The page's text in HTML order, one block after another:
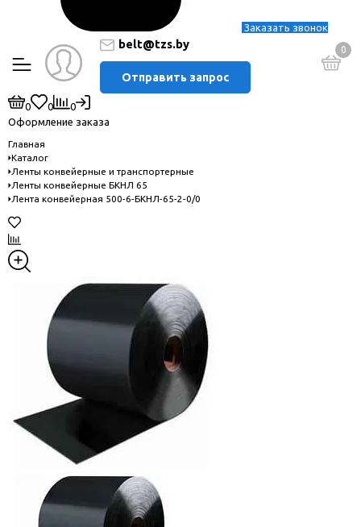
Заказать звонок
belt@tzs.by
Отправить запрос
0
0 0
0
Оформление заказа
Главная
Каталог
Ленты конвейерные и транспортерные
Ленты конвейерные БКНЛ 65
Лента конвейерная 500-6-БКНЛ-65-2-0/0